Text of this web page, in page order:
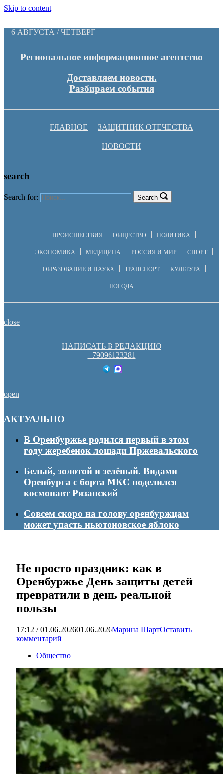
Skip to content
6 АВГУСТА / ЧЕТВЕРГ
Региональное информационное агентство
Доставляем новости.
Разбираем события
ГЛАВНОЕ ЗАЩИТНИК ОТЕЧЕСТВА
НОВОСТИ
search
Search for: Search
ПРОИСШЕСТВИЯ ОБЩЕСТВО ПОЛИТИКА
ЭКОНОМИКА МЕДИЦИНА РОССИЯ И МИР СПОРТ
ОБРАЗОВАНИЕ И НАУКА ТРАНСПОРТ КУЛЬТУРА
ПОГОДА
close
НАПИСАТЬ В РЕДАКЦИЮ
+79096123281
open
АКТУАЛЬНО
В Оренбуржье родился первый в этом
году жеребенок лошади Пржевальского
Белый, золотой и зелёный. Видами
Оренбурга с борта МКС поделился
космонавт Рязанский
Совсем скоро на голову оренбуржцам
может упасть ньютоновское яблоко
Не просто праздник: как в
Оренбуржье День защиты детей
превратили в день реальной
пользы
17:12 / 01.06.202601.06.2026Марина ШартОставить
комментарий
Общество